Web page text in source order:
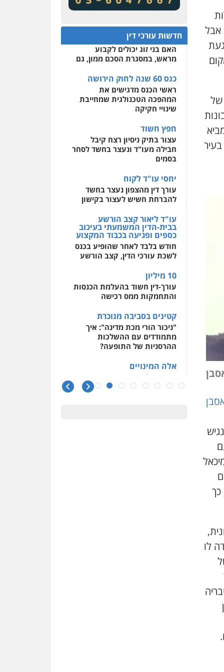
אבל
של
לו
בטבריה
שירותים מקצועיים לעורכי
דין
0522508109
אחסון אתרים
מהירות הגנה גיבוי
לעורכי דין
מרכז התחלה חדשה
שירותים מקצועיים לעורכי
דין
0544500346
חדשות עורכי דין
מע"מ ומוסדות ללא כוונת רווח
המתח שבין חוק יחסי ממון
לבין חוק הירושה
האם בני זוג יכולים לקבוע
מראש, במסגרת הסכם ממון, גם
כנס 60 שנה לחוק הירושה
ראשי הכנס מדגישים את
המהפכה הטכנולגית שמחייבת
שינויי חקיקה
חפץ חשוד
עצור בתיק ניסיון רצח קיבל
חבילה מעו"ד ונעצר בחשד לסחר
בסמים
יחסי עו"ד לקוח
עורך דין מהצפון נעצר בחשד
להברחת חשיש לעצור בקישון
עו"ד ליאור קצב הורשע
בבית-הדין המשמעתי בעיכוב
כספים ופגיעה בכבוד המקצוע
חודש בלבד לאחר שהופיע בכנס
לשכת עורכי הדין, קצב הורשע
10 מיליון
עורך-דין חשוד בהעלמת הכנסות
והתחמקות ממס רכישה
קטינים בסביבה מנוכרת
"ניכור הורי מכת מדינה": איך
מתמודדים עם ההשלכות
ההרסניות של התופעה?
אלה המינויים
הוועדה לבחירת שופטים בחרה
26 שופטים ורשמים נוספים